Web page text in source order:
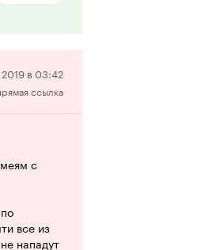
И
и в
Отрицательная
рецензия
в 03:42
ссылка
с
все из
нападут